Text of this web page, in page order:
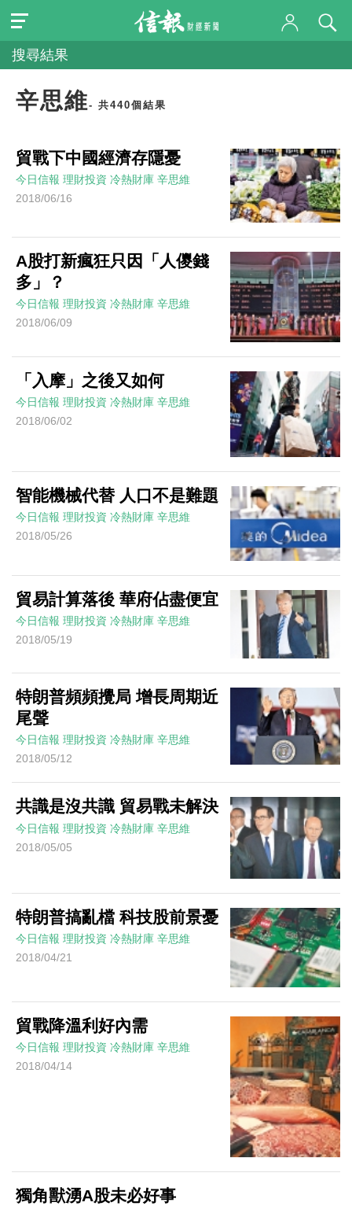
搜尋結果
辛思維- 共440個結果
貿戰下中國經濟存隱憂
今日信報 理財投資 冷熱財庫 辛思維
2018/06/16
A股打新瘋狂只因「人儍錢
多」？
今日信報 理財投資 冷熱財庫 辛思維
2018/06/09
「入摩」之後又如何
今日信報 理財投資 冷熱財庫 辛思維
2018/06/02
智能機械代替 人口不是難題
今日信報 理財投資 冷熱財庫 辛思維
2018/05/26
貿易計算落後 華府佔盡便宜
今日信報 理財投資 冷熱財庫 辛思維
2018/05/19
特朗普頻頻攪局 增長周期近
尾聲
今日信報 理財投資 冷熱財庫 辛思維
2018/05/12
共識是沒共識 貿易戰未解決
今日信報 理財投資 冷熱財庫 辛思維
2018/05/05
特朗普搞亂檔 科技股前景憂
今日信報 理財投資 冷熱財庫 辛思維
2018/04/21
貿戰降溫利好內需
今日信報 理財投資 冷熱財庫 辛思維
2018/04/14
獨角獸湧A股未必好事